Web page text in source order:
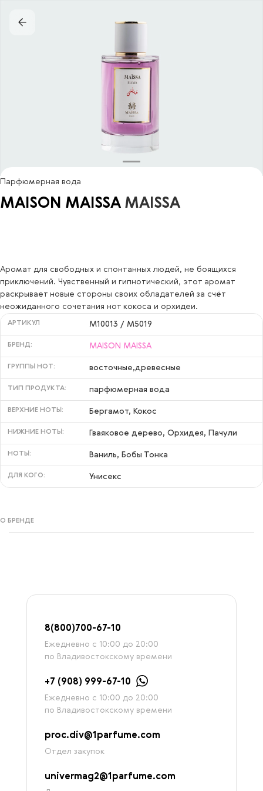
Парфюмерная вода
MAISON MAISSA MAISSA
Аромат для свободных и спонтанных людей, не боящихся
приключений. Чувственный и гипнотический, этот аромат
раскрывает новые стороны своих обладателей за счёт
неожиданного сочетания нот кокоса и орхидеи.
АРТИКУЛ M10013 / M5019
БРЕНД: MAISON MAISSA
ГРУППЫ НОТ: восточные,древесные
ТИП ПРОДУКТА: парфюмерная вода
ВЕРХНИЕ НОТЫ: Бергамот, Кокос
НИЖНИЕ НОТЫ: Гваяковое дерево, Орхидея, Пачули
НОТЫ: Ваниль, Бобы Тонка
ДЛЯ КОГО: Унисекс
О БРЕНДЕ
8(800)700-67-10
Ежедневно с 10:00 до 20:00
по Владивостокскому времени
+7 (908) 999-67-10
Ежедневно с 10:00 до 20:00
по Владивостокскому времени
proc.div@1parfume.com
Отдел закупок
univermag2@1parfume.com